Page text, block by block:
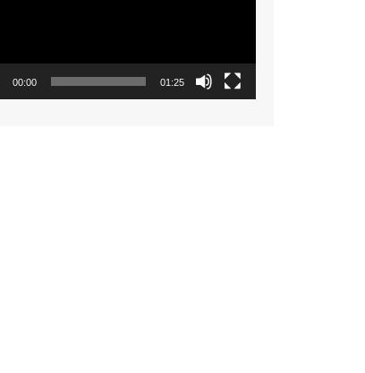
00:00 01:25